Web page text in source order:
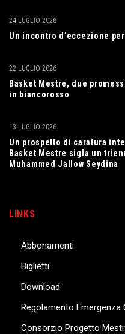
Un incontro d’eccezione
24 LUGLIO 2026
Basket Mestre, due
in biancorosso
22 LUGLIO 2026
Un prospetto di caratura
Basket Mestre sigla un
Muhammed Jallow Seydina
13 LUGLIO 2026
LINKS
Abbonamenti
Biglietti
Download
Regolamento Emergenza
Consorzio Progetto